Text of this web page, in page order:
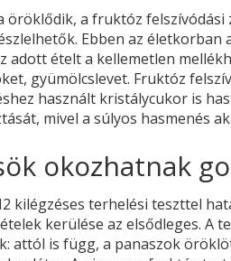
öröklődik, a fruktóz
Ebben az
adott ételt a kellemetlen
gyümölcslevet. Fruktóz
használt kristálycukor is
mivel a súlyos hasmenés
okozhatnak
kilégzéses terhelési teszttel
kerülése az elsődleges. A
attól is függ, a panaszok